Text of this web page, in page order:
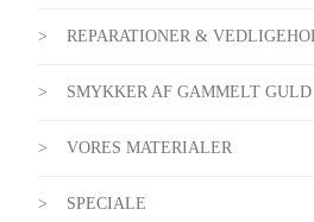
REPARATIONER &
SMYKKER AF GAMMELT GULD
VORES MATERIALER
SPECIALE